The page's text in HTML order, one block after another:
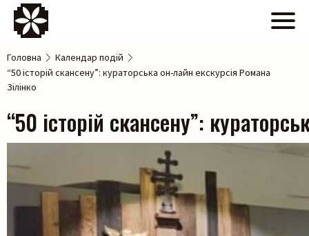
Головна
Календар подій
“50 історій скансену”: кураторська он-лайн екскурсія Романа
Зілінко
“50 історій скансену”: